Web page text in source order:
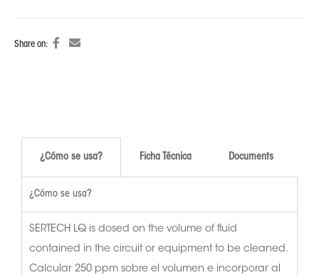
Share on:
¿Cómo se usa? Ficha Técnica Documents
¿Cómo se usa?
SERTECH LQ is dosed on the volume of fluid
contained in the circuit or equipment to be cleaned.
Calcular 250 ppm sobre el volumen e incorporar al